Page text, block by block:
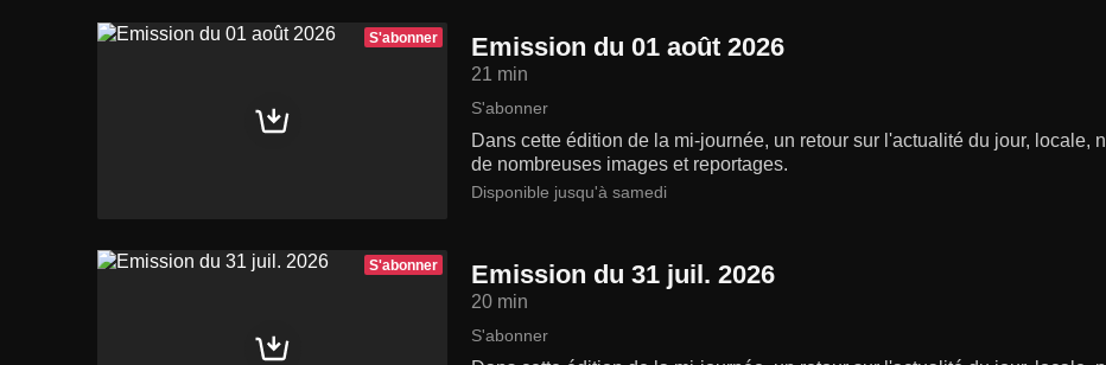
S'abonner Emission du 01 août 2026
21 min
S'abonner
Dans cette édition de la mi-journée, un retour sur l'actualité du jour, locale,
de nombreuses images et reportages.
Disponible jusqu'à samedi
S'abonner Emission du 31 juil. 2026
20 min
S'abonner